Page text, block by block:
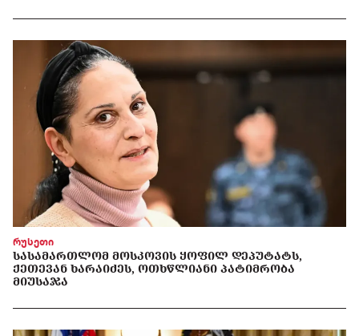
რუსეთი
ᲡᲐᲡᲐᲛᲐᲠᲗᲚᲝᲛ ᲛᲝᲡᲙᲝᲕᲘᲡ ᲧᲝᲤᲘᲚ ᲓᲔᲞᲣᲢᲐᲢᲡ,
ᲥᲔᲗᲔᲕᲐᲜ ᲮᲐᲠᲐᲘᲫᲔᲡ, ᲝᲗᲮᲬᲚᲘᲐᲜᲘ ᲞᲐᲢᲘᲛᲠᲝᲑᲐ
ᲛᲘᲣᲡᲐᲯᲐ